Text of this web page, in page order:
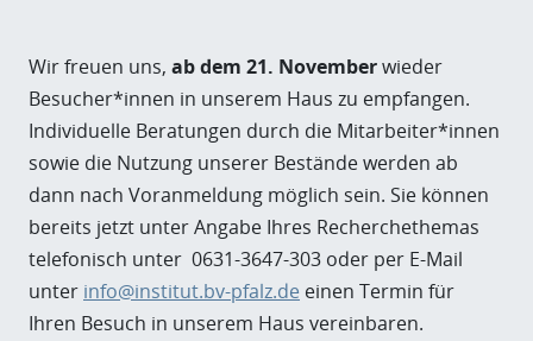
Wir freuen uns, ab dem 21. Novemberwieder
Besucher*innen in unserem Haus zu empfangen.
Individuelle Beratungen durch die Mitarbeiter*innen
sowie die Nutzung unserer Bestände werden ab
dann nach Voranmeldung möglich sein. Sie können
bereits jetzt unter Angabe Ihres Recherchethemas
telefonisch unter 0631-3647-303 oder per E-Mail
unter info@institut.bv-pfalz.de einen Termin für
Ihren Besuch in unserem Haus vereinbaren.